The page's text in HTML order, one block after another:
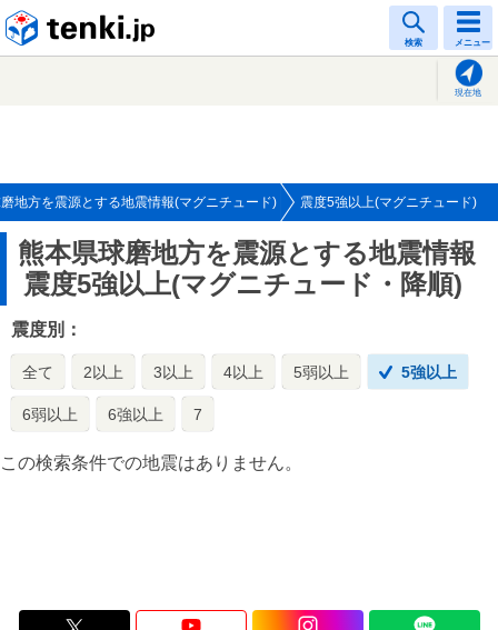
検索 メニュー
現在地
地方を震源とする地震情報(マグニチュード) 震度5強以上(マグニチュード)
熊本県球磨地方を震源とする地震情報
震度5強以上(マグニチュード・降順)
震度別：
全て 2以上 3以上 4以上 5弱以上 5強以上
6弱以上 6強以上 7
この検索条件での地震はありません。